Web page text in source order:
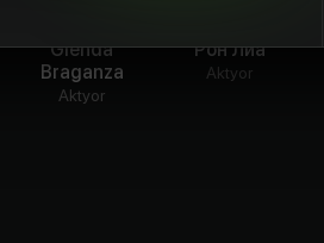
Glenda
Braganza
Aktyor
Рон Лиа
Aktyor